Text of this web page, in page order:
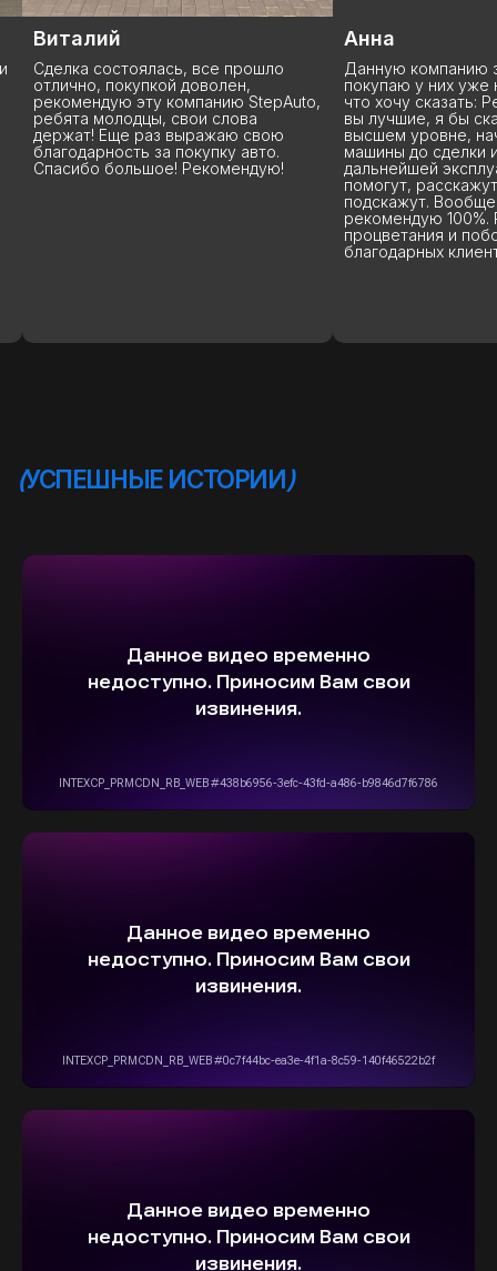
Виталий
Сделка состоялась, все прошло
отлично, покупкой доволен,
рекомендую эту компанию StepAuto,
ребята молодцы, свои слова
держат! Еще раз выражаю свою
благодарность за покупку авто.
Спасибо большое! Рекомендую!
Анна
Данную компанию
покупаю у них уже
что хочу сказать:
вы лучшие, я бы
высшем уровне,
машины до сделки
дальнейшей
помогут,
подскажут.
рекомендую 100%.
процветания и
благодарных
ВЫБЕРИТЕ СВОЙ АВТОМОБИЛЬ,
А МЫ ПОЗАБОТИМСЯ
ОСТАВИТЬ ЗАЯВКУ